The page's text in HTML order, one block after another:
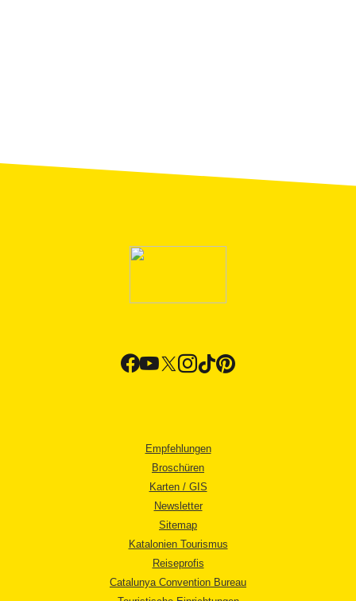
Empfehlungen
Broschüren
Karten / GIS
Newsletter
Sitemap
Katalonien Tourismus
Reiseprofis
Catalunya Convention Bureau